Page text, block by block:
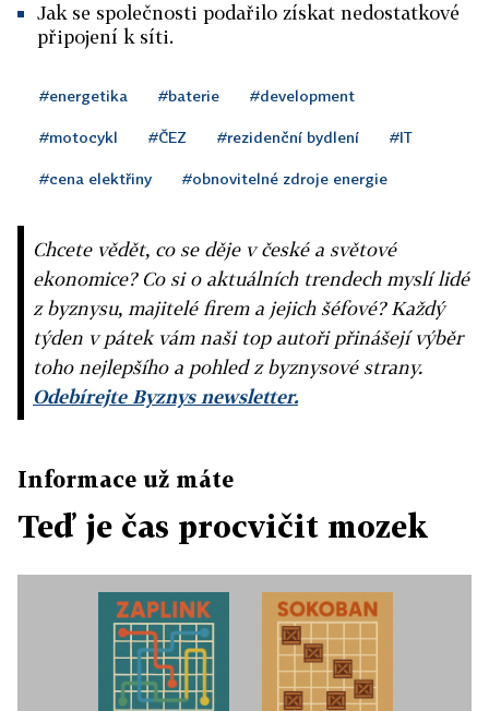
Jak se společnosti podařilo získat nedostatkové
připojení k síti.
#energetika #baterie #development
#motocykl #ČEZ #rezidenční bydlení #IT
#cena elektřiny #obnovitelné zdroje energie
Chcete vědět, co se děje v české a světové
ekonomice? Co si o aktuálních trendech myslí lidé
z byznysu, majitelé firem a jejich šéfové? Každý
týden v pátek vám naši top autoři přinášejí výběr
toho nejlepšího a pohled z byznysové strany.
Odebírejte Byznys newsletter.
Informace už máte
Teď je čas procvičit mozek